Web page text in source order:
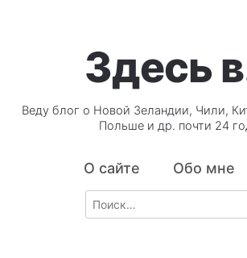
Здесь
Веду блог о Новой Зеландии, Чили,
Польше и др. почти 24
О сайте Обо мне
Search
for: